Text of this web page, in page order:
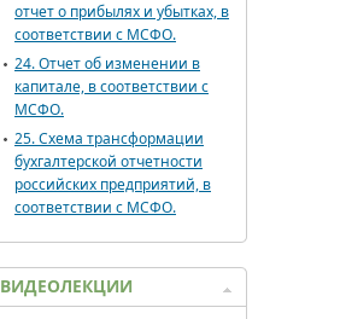
отчет о прибылях и убытках, в
соответствии с МСФО.
24. Отчет об изменении в
капитале, в соответствии с
МСФО.
25. Схема трансформации
бухгалтерской отчетности
российских предприятий, в
соответствии с МСФО.
ВИДЕОЛЕКЦИИ